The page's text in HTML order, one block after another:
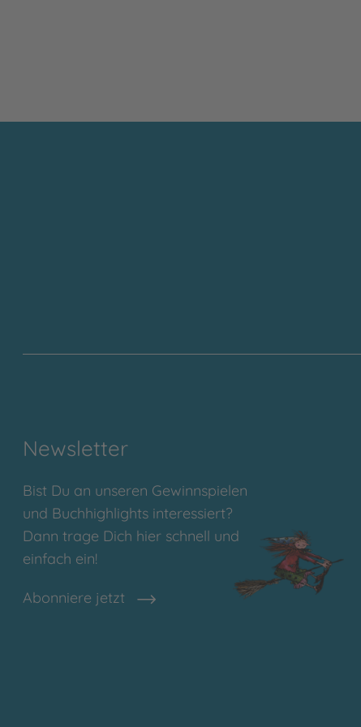
Newsletter
Bist Du an unseren Gewinnspielen
und Buchhighlights interessiert?
Dann trage Dich hier schnell und
einfach ein!
Abonniere jetzt